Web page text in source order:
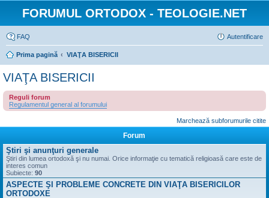
FORUMUL ORTODOX - TEOLOGIE.NET
FAQ Autentificare
Prima pagină VIAŢA BISERICII
VIAŢA BISERICII
Reguli forum
Regulamentul general al forumului
Marchează subforumurile citite
Forum
Ştiri şi anunţuri generale
Ştiri din lumea ortodoxă şi nu numai. Orice informaţie cu tematică religioasă care este de
interes comun
Subiecte: 90
ASPECTE ŞI PROBLEME CONCRETE DIN VIAŢA BISERICILOR
ORTODOXE